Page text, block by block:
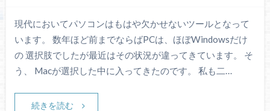
現代においてパソコンはもはや欠かせないツールとなって
います。 数年ほど前までならばPCは、ほぼWindowsだけ
の 選択肢でしたが最近はその状況が違ってきています。 そ
う、 Macが選択した中に入ってきたのです。 私も二…
続きを読む